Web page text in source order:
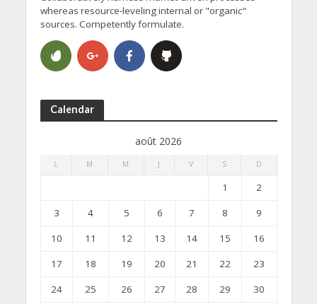
whereas resource-leveling internal or "organic"
sources. Competently formulate.
Calendar
août 2026
L M M J V S D
1
2
3
4 5 6 7 8
9
10
11 12 13 14 15
16
17
18 19 20 21 22
23
24
25 26 27 28 29
30